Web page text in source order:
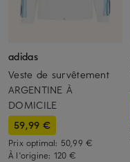
adidas
Veste de survêtement
ARGENTINE À
DOMICILE
59,99 €
Prix optimal: 50,99 €
À l'origine: 120 €